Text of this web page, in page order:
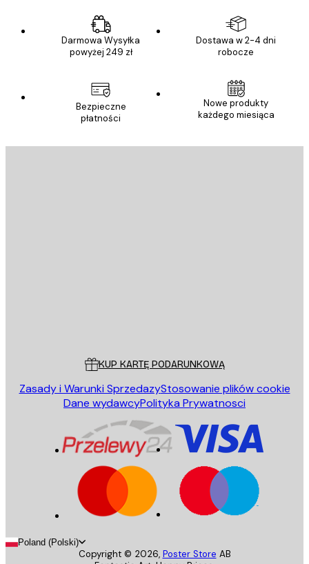
Darmowa Wysyłka
powyżej 249 zł
Dostawa w 2-4 dni
robocze
Bezpieczne
płatności
Nowe produkty
każdego miesiąca
KUP KARTĘ PODARUNKOWĄ
Zasady i Warunki SprzedazyStosowanie plików cookie
Dane wydawcyPolityka Prywatnosci
Poland (Polski)
Copyright © 2026, Poster Store AB